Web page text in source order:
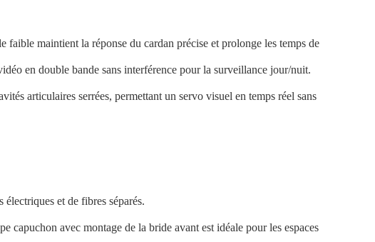
faible maintient la réponse du cardan précise et prolonge les temps de
en double bande sans interférence pour la surveillance jour/nuit.
articulaires serrées, permettant un servo visuel en temps réel sans
et de fibres séparés.
capuchon avec montage de la bride avant est idéale pour les espaces